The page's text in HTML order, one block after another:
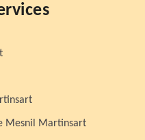
Mesnil Martinsart